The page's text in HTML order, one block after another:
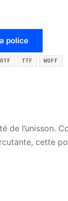
police
OTF TTF WOFF
de l’unisson.
cette